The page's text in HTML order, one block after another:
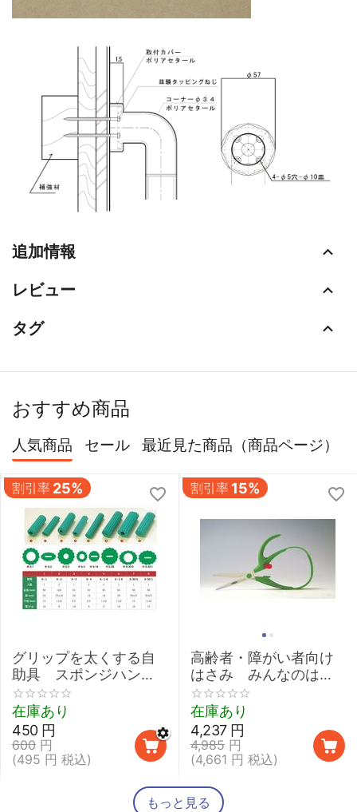
追加情報
レビュー
タグ
おすすめ商品
人気商品 セール 最近見た商品（商品ページ）
割引率 25%
グリップを太くする自
助具 スポンジハンド
ル 【介護 握力 弱い
鉛筆 取り外し 太柄スプ
ーン】
在庫あり
600 円
450 円
(495 円 税込)
割引率 15%
高齢者・障がい者向け
はさみ みんなのはさ
みmimi
在庫あり
4,985 円
4,237 円
(4,661 円 税込)
もっと見る